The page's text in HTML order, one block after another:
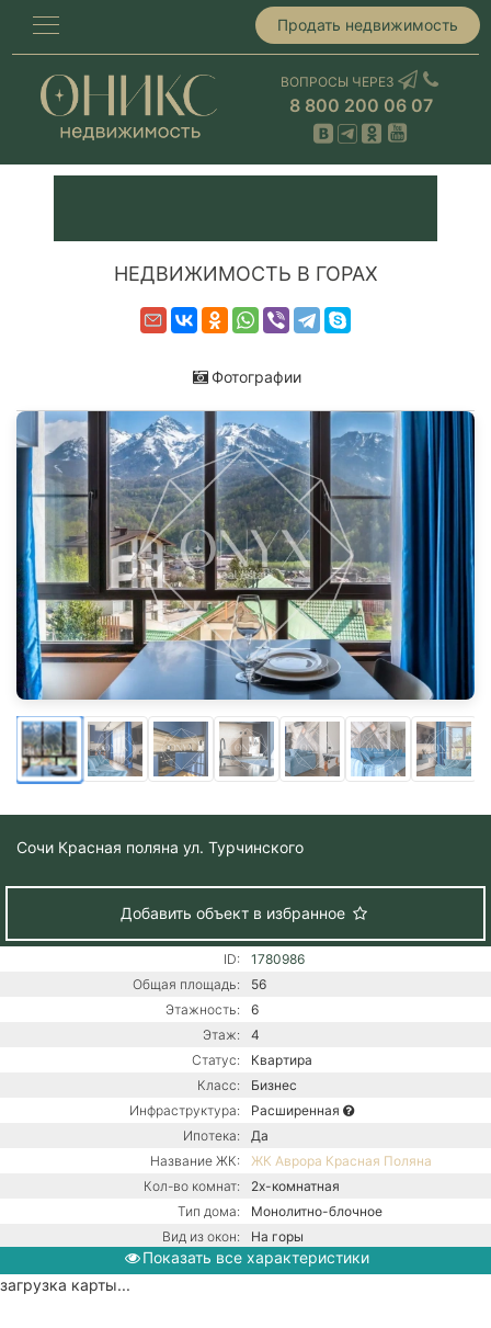
Продать недвижимость
ВОПРОСЫ ЧЕРЕЗ
8 800 200 06 07
НЕДВИЖИМОСТЬ В ГОРАХ
Фотографии
Сочи Красная поляна ул. Турчинского
Добавить объект в избранное
ID:
1780986
Общая площадь:
56
Этажность:
6
Этаж:
4
Статус:
Квартира
Класс:
Бизнес
Инфраструктура:
Расширенная
Ипотека:
Да
Название ЖК:
ЖК Аврора Красная Поляна
Кол-во комнат:
2х-комнатная
Тип дома:
Монолитно-блочное
Вид из окон:
На горы
Ремонт:
С ремонтом
Показать все характеристики
загрузка карты...